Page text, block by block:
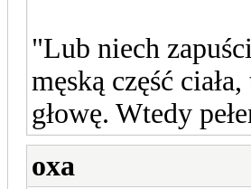
"Lub niech
męską część
głowę. Wtedy
oxa